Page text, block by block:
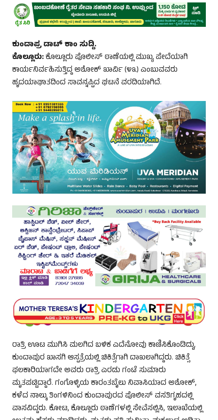
ಕುಂದಾಪ್ರ ಡಾಟ್ ಕಾಂ ಸುದ್ದಿ.
ಕೊಲ್ಲೂರು:ಕೊಲ್ಲೂರು ಪೊಲೀಸ್ ಠಾಣೆಯಲ್ಲಿ ಮುಖ್ಯ ಪೇದೆಯಾಗಿ
ಕಾರ್ಯನಿರ್ವಹಿಸುತ್ತಿದ್ದ ಅಶೋಕ್ ಖಾರ್ವಿ (೪೩) ಎಂಬುವವರು
ಹೃದಯಾಘಾತದಿಂದ ಸಾವನ್ನಪ್ಪಿದ ಘಟನೆ ವರದಿಯಾಗಿದೆ.
ರಾತ್ರಿ ಊಟ ಮುಗಿಸಿ ಮಲಗಿದ ಬಳಿಕ ಎದೆನೋವು ಕಾಣಿಸಿಕೊಂಡಿದ್ದು,
ಕುಂದಾಪುರ ಖಾಸಗಿ ಆಸ್ಪತ್ರೆಯಲ್ಲಿ ಚಿಕಿತ್ಸೆಗಾಗಿ ದಾಖಲಾಗಿದ್ದರು. ಚಿಕಿತ್ಸೆ
ಫಲಕಾರಿಯಾಗದೇ ಅವರು ರಾತ್ರಿ ಎರಡು ಗಂಟೆ ಸುಮಾರು
ಮೃತಪಟ್ಟಿದ್ದಾರೆ. ಗಂಗೊಳ್ಳಿಯ ಕಾರಂತಬೈಲು ನಿವಾಸಿಯಾದ ಅಶೋಕ್,
ಕಳೆದ ನಾಲ್ಕು ತಿಂಗಳಿನಿಂದ ಕುಂದಾಪುರದ ಪೊಲೀಸ್ ವಸತಿಗೃಹದಲ್ಲಿ
ವಾಸವಿದ್ದರು. ಕೋಟ, ಕೊಲ್ಲೂರು ಠಾಣೆಗಳಲ್ಲಿ ಸೇವೆಸಲ್ಲಿಸಿ, ಇಲಾಖೆಯಲ್ಲಿ